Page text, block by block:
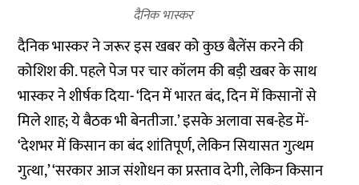
दैनिक भास्कर
दैनिक भास्कर ने जरूर इस खबर को कुछ बैलेंस करने की
कोशिश की. पहले पेज पर चार कॉलम की बड़ी खबर के साथ
भास्कर ने शीर्षक दिया- ‘दिन में भारत बंद, दिन में किसानों से
मिले शाह; ये बैठक भी बेनतीजा.’ इसके अलावा सब-हेड में-
‘देशभर में किसान का बंद शांतिपूर्ण, लेकिन सियासत गुत्थम
गुत्था,’ ‘सरकार आज संशोधन का प्रस्ताव देगी, लेकिन किसान